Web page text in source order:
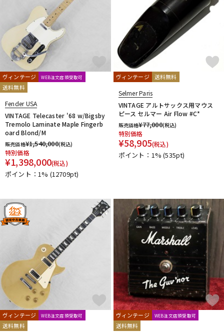
ヴィンテージ WEB注文店頭受取可
送料無料
Fender USA
VINTAGE Telecaster '68 w/Bigsby
Tremolo Laminate Maple Fingerb
oard Blond/M
販売価格¥1,540,000(税込)
特別価格
¥1,398,000(税込)
ポイント：1% (12709pt)
ヴィンテージ 送料無料
Selmer Paris
VINTAGE アルトサックス用マウス
ピース セルマー Air Flow #C*
販売価格¥77,000(税込)
特別価格
¥58,905(税込)
ポイント：1%(535pt)
ヴィンテージ WEB注文店頭受取可
送料無料
ヴィンテージ WEB注文店頭受取可
送料無料